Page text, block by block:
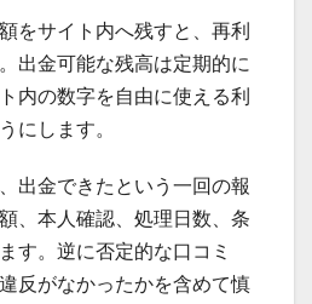
をサイト内へ残すと、再利
出金可能な残高は定期的に
内の数字を自由に使える利
にします。
出金できたという一回の報
、本人確認、処理日数、条
す。逆に否定的な口コミ
反がなかったかを含めて慎